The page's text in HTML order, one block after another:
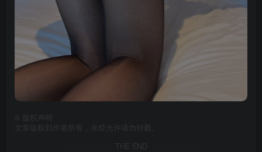
版权声明
文章版权归作者所有，未经允许请勿转载。
THE END